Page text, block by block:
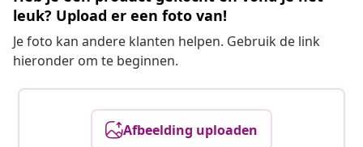
leuk? Upload er een foto van!
Je foto kan andere klanten helpen. Gebruik de link
hieronder om te beginnen.
Afbeelding uploaden